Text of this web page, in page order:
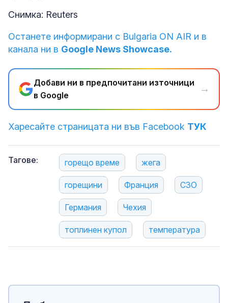
Снимка: Reuters
Останете информирани с Bulgaria ON AIR и в
канала ни в Google News Showcase.
Добави ни в предпочитани източници
в Google
→
Харесайте страницата ни във Facebook ТУК
Тагове: горещо време жега
горещини Франция СЗО
Германия Чехия
топлинен купол температура